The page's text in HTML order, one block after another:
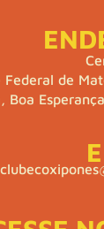
Federal de
Boa